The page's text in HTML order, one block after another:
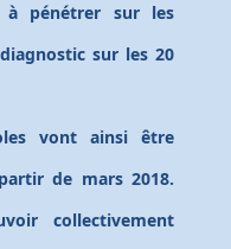
à pénétrer sur les
sur les 20
vont ainsi être
de mars 2018.
collectivement